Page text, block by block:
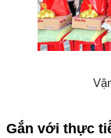
Gắn với thực